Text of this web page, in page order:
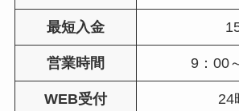
最短入金
営業時間 9：00
WEB受付 24